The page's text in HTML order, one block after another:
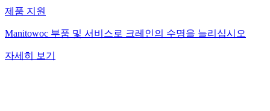
제품 지원
Manitowoc 부품 및 서비스로 크레인의 수명을 늘리십시오
자세히 보기